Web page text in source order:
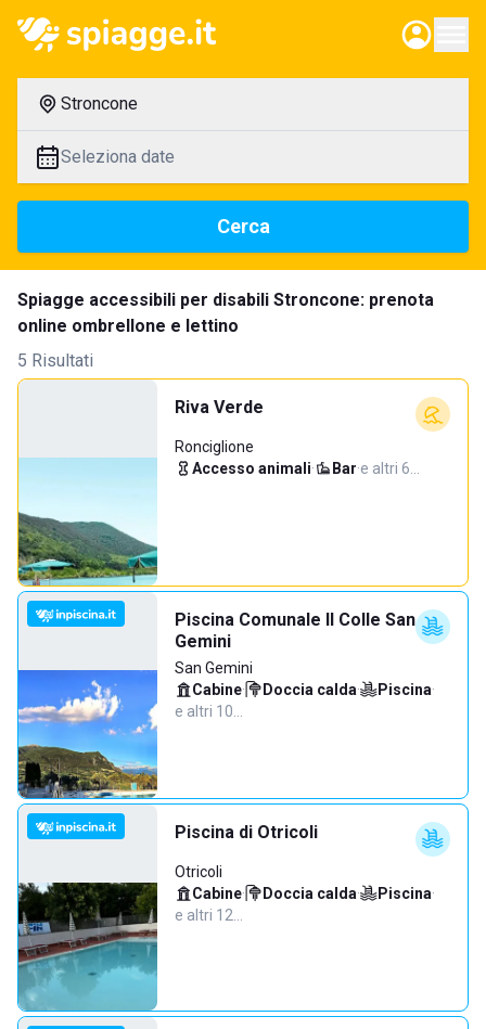
Stroncone
Seleziona date
Cerca
Spiagge accessibili per disabili Stroncone: prenota
online ombrellone e lettino
5 Risultati
Riva Verde
Ronciglione
Accesso animali· Bar·e altri 6…
Piscina Comunale Il Colle San
Gemini
San Gemini
Cabine· Doccia calda· Piscina·
e altri 10…
Piscina di Otricoli
Otricoli
Cabine· Doccia calda· Piscina·
e altri 12…